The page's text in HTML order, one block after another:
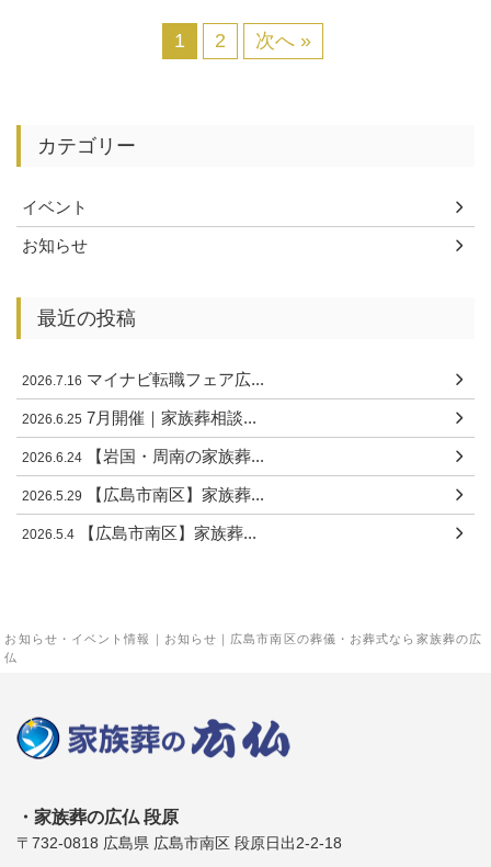
お知らせ・イベント情報｜お知らせ｜広島市南区の葬儀・お葬式なら家族葬の広
仏
1 2 次へ »
カテゴリー
イベント
お知らせ
最近の投稿
2026.7.16 マイナビ転職フェア広...
2026.6.25 7月開催｜家族葬相談...
2026.6.24 【岩国・周南の家族葬...
2026.5.29 【広島市南区】家族葬...
2026.5.4 【広島市南区】家族葬...
家族葬の広仏 段原
〒732-0818 広島県 広島市南区 段原日出2-2-18